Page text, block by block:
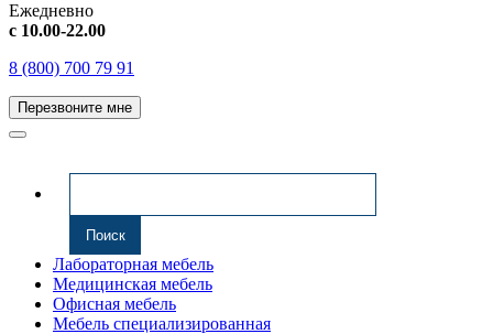
Ежедневно
с 10.00-22.00
8 (800) 700 79 91
Перезвоните мне
Лабораторная мебель
Медицинская мебель
Офисная мебель
Мебель специализированная